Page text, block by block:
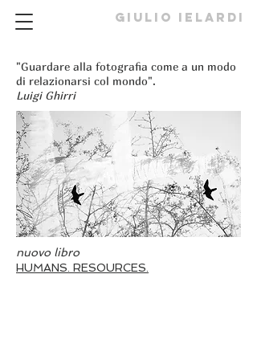
GIULIO IELARDI
"Guardare alla fotografia come a un modo
di relazionarsi col mondo".
Luigi Ghirri
nuovo libro
HUMANS. RESOURCES.